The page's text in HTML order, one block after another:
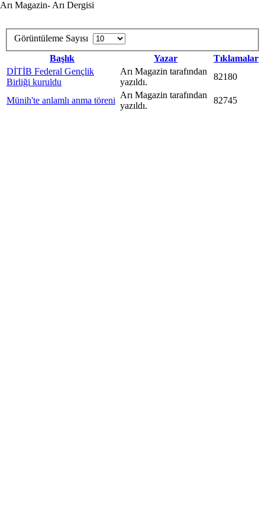
Arı Magazin- Arı Dergisi
Görüntüleme Sayısı
Başlık
Yazar
Tıklamalar
DİTİB Federal Gençlik
Birliği kuruldu
Arı Magazin tarafından
yazıldı.
82180
Münih'te anlamlı anma töreni
Arı Magazin tarafından
yazıldı.
82745